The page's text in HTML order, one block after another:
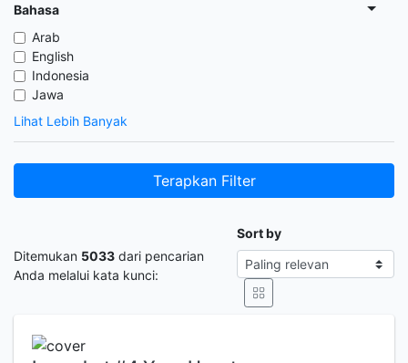
Bahasa
Arab
English
Indonesia
Jawa
Lihat Lebih Banyak
Terapkan Filter
Ditemukan 5033 dari pencarian
Anda melalui kata kunci:
Sort by